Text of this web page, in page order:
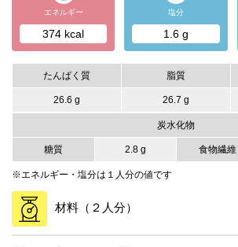
エネルギー
374 kcal
塩分
1.6 g
たんぱく質 脂質
26.6 g 26.7 g
炭水化物
糖質 2.8 g 食物繊維
※エネルギー・塩分は１人分の値です
材料（２人分）